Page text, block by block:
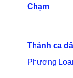
Chạm
Thánh ca
Phương